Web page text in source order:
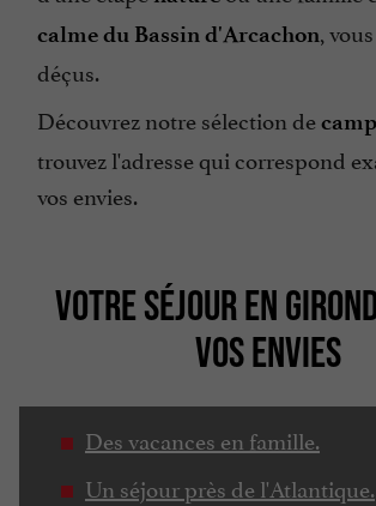
calme du Bassin d'Arcachon,
déçus.
Découvrez notre sélection de
trouvez l'adresse qui correspond
vos envies.
VOTRE SÉJOUR EN
VOS ENVIES
Des vacances en famille.
Un séjour près de l'Atlantique.